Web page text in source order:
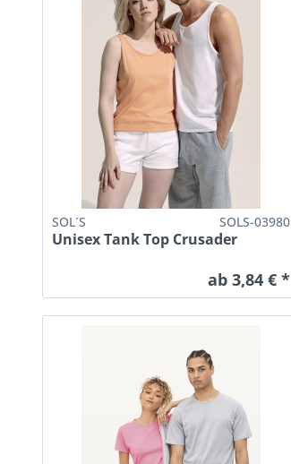
SOL´S SOLS-03980
Unisex Tank Top Crusader
ab 3,84 € *